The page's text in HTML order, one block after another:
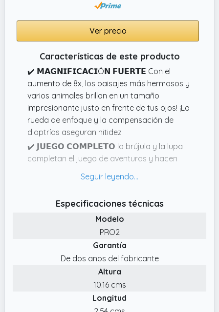
Ver precio
Características de este producto
✔️ 𝗠𝗔𝗚𝗡𝗜𝗙𝗜𝗖𝗔𝗖𝗜Ó𝗡 𝗙𝗨𝗘𝗥𝗧𝗘 Con el
aumento de 8x, los paisajes más hermosos y
varios animales brillan en un tamaño
impresionante justo en frente de tus ojos! ¡La
rueda de enfoque y la compensación de
dioptrías aseguran nitidez
✔️ 𝗝𝗨𝗘𝗚𝗢 𝗖𝗢𝗠𝗣𝗟𝗘𝗧𝗢 la brújula y la lupa
completan el juego de aventuras y hacen
aventureros laten más rápido. Incluye
microfibra, correa para el cuello e
✔️ 𝗣𝗔𝗥𝗔 𝗡𝗜Ñ𝗢𝗦 Con su color Verde, estos
binoculares despiertan la curiosidad de cada
pequeño aventurero. El revestimiento de
goma no solo se adapta perfectamente a la
mano y los ojos, sino que también protege
contra arañazos y caídas de los cojines.
✔️ 𝗔𝗩𝗘𝗡𝗧𝗨𝗥𝗔𝗦 𝗘𝗠𝗢𝗖𝗜𝗢𝗡𝗔𝗡𝗧𝗘𝗦 ya sea
Especificaciones técnicas
Modelo
PRO2
Garantía
De dos anos del fabricante
Altura
10.16 cms
Longitud